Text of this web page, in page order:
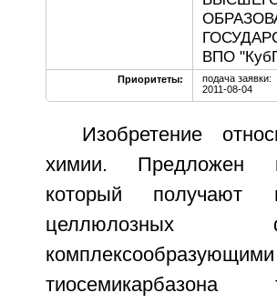
ВПО
Приоритеты:
подача заявки:
2011-08-04
Изобретение
химии. Предложен
который получают
целлюлозных
тиосемикарбазона